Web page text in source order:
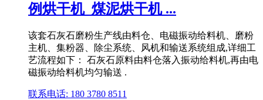
例烘干机_煤泥烘干机 ...
该套石灰石磨粉生产线由料仓、电磁振动给料机、磨粉
主机、集粉器、除尘系统、风机和输送系统组成,详细工
艺流程如下： 石灰石原料由料仓落入振动给料机,再由电
磁振动给料机均匀输送 .
联系电话: 180 3780 8511